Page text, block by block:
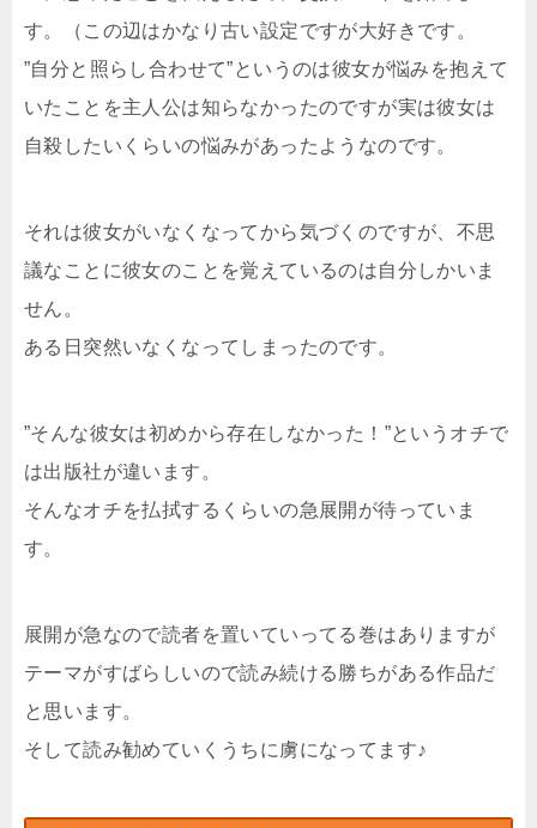
す。（この辺はかなり古い設定ですが大好きです。
”自分と照らし合わせて”というのは彼女が悩みを抱えて
いたことを主人公は知らなかったのですが実は彼女は
自殺したいくらいの悩みがあったようなのです。
それは彼女がいなくなってから気づくのですが、不思
議なことに彼女のことを覚えているのは自分しかいま
せん。
ある日突然いなくなってしまったのです。
”そんな彼女は初めから存在しなかった！”というオチで
は出版社が違います。
そんなオチを払拭するくらいの急展開が待っていま
す。
展開が急なので読者を置いていってる巻はありますが
テーマがすばらしいので読み続ける勝ちがある作品だ
と思います。
そして読み勧めていくうちに虜になってます♪